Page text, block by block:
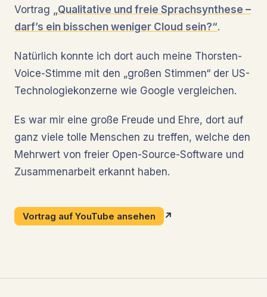
Vortrag „Qualitative und freie Sprachsynthese –
darf’s ein bisschen weniger Cloud sein?“.
Natürlich konnte ich dort auch meine Thorsten-
Voice-Stimme mit den „großen Stimmen“ der US-
Technologiekonzerne wie Google vergleichen.
Es war mir eine große Freude und Ehre, dort auf
ganz viele tolle Menschen zu treffen, welche den
Mehrwert von freier Open-Source-Software und
Zusammenarbeit erkannt haben.
Vortrag auf YouTube ansehen ↗